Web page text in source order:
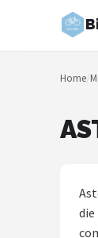
Zoeken
NAVIGATIE
Home/